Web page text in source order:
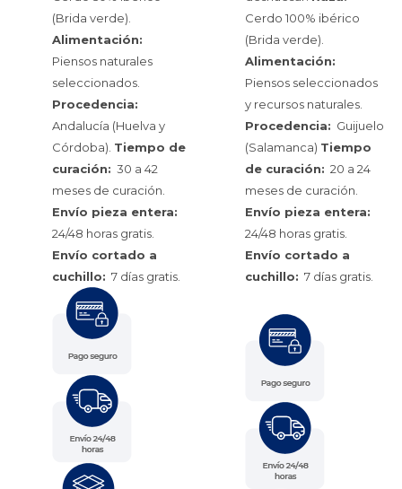
(Brida verde).
Alimentación:
Piensos naturales
seleccionados.
Procedencia:
Andalucía (Huelva y
Córdoba). Tiempo de
curación: 30 a 42
meses de curación.
Envío pieza entera:
24/48 horas gratis.
Envío cortado a
cuchillo: 7 días gratis.
Cerdo 100% ibérico
(Brida verde).
Alimentación:
Piensos seleccionados
y recursos naturales.
Procedencia: Guijuelo
(Salamanca) Tiempo
de curación: 20 a 24
meses de curación.
Envío pieza entera:
24/48 horas gratis.
Envío cortado a
cuchillo: 7 días gratis.